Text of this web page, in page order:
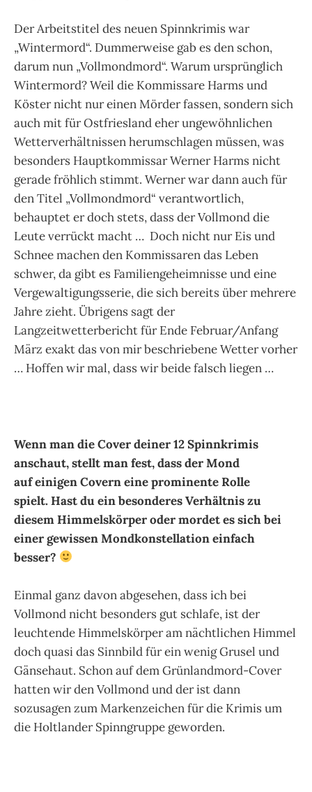
Der Arbeitstitel des neuen Spinnkrimis war
„Wintermord“. Dummerweise gab es den schon,
darum nun „Vollmondmord“. Warum ursprünglich
Wintermord? Weil die Kommissare Harms und
Köster nicht nur einen Mörder fassen, sondern sich
auch mit für Ostfriesland eher ungewöhnlichen
Wetterverhältnissen herumschlagen müssen, was
besonders Hauptkommissar Werner Harms nicht
gerade fröhlich stimmt. Werner war dann auch für
den Titel „Vollmondmord“ verantwortlich,
behauptet er doch stets, dass der Vollmond die
Leute verrückt macht … Doch nicht nur Eis und
Schnee machen den Kommissaren das Leben
schwer, da gibt es Familiengeheimnisse und eine
Vergewaltigungsserie, die sich bereits über mehrere
Jahre zieht. Übrigens sagt der
Langzeitwetterbericht für Ende Februar/Anfang
März exakt das von mir beschriebene Wetter vorher
… Hoffen wir mal, dass wir beide falsch liegen …
Wenn man die Cover deiner 12 Spinnkrimis
anschaut, stellt man fest, dass der Mond
auf einigen Covern eine prominente Rolle
spielt. Hast du ein besonderes Verhältnis zu
diesem Himmelskörper oder mordet es sich bei
einer gewissen Mondkonstellation einfach
besser?
Einmal ganz davon abgesehen, dass ich bei
Vollmond nicht besonders gut schlafe, ist der
leuchtende Himmelskörper am nächtlichen Himmel
doch quasi das Sinnbild für ein wenig Grusel und
Gänsehaut. Schon auf dem Grünlandmord-Cover
hatten wir den Vollmond und der ist dann
sozusagen zum Markenzeichen für die Krimis um
die Holtlander Spinngruppe geworden.